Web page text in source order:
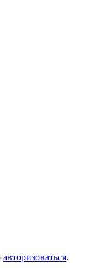
авторизоваться.